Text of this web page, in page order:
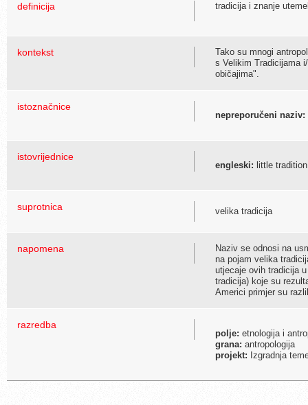
definicija tradicija i znanje
kontekst
Tako su mnogi
s Velikim Tradicijama
običajima".
istoznačnice
nepreporučeni naziv:
istovrijednice
engleski: little tradition
suprotnica velika tradicija
napomena
Naziv se odnosi na
na pojam velika
utjecaje ovih tradicija
tradicija) koje su
Americi primjer su
razredba
polje: etnologija i
grana: antropologija
projekt: Izgradnja